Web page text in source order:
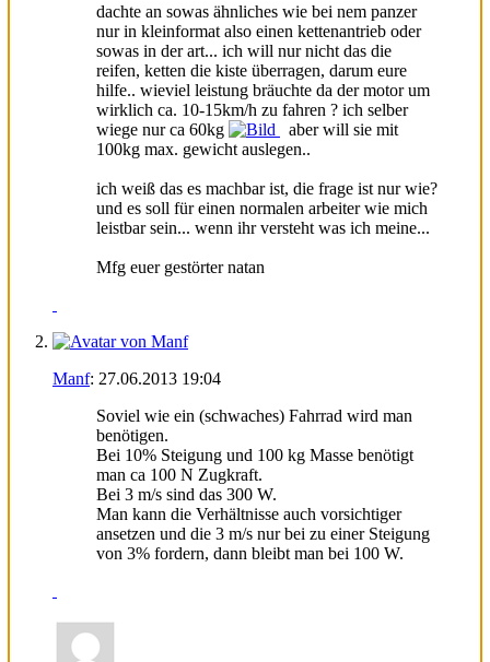
dachte an sowas ähnliches wie bei nem panzer
nur in kleinformat also einen kettenantrieb oder
sowas in der art... ich will nur nicht das die
reifen, ketten die kiste überragen, darum eure
hilfe.. wieviel leistung bräuchte da der motor um
wirklich ca. 10-15km/h zu fahren ? ich selber
wiege nur ca 60kg
aber will sie mit
100kg max. gewicht auslegen..
ich weiß das es machbar ist, die frage ist nur wie?
und es soll für einen normalen arbeiter wie mich
leistbar sein... wenn ihr versteht was ich meine...
Mfg euer gestörter natan
Manf: 27.06.2013 19:04
Soviel wie ein (schwaches) Fahrrad wird man
benötigen.
Bei 10% Steigung und 100 kg Masse benötigt
man ca 100 N Zugkraft.
Bei 3 m/s sind das 300 W.
Man kann die Verhältnisse auch vorsichtiger
ansetzen und die 3 m/s nur bei zu einer Steigung
von 3% fordern, dann bleibt man bei 100 W.